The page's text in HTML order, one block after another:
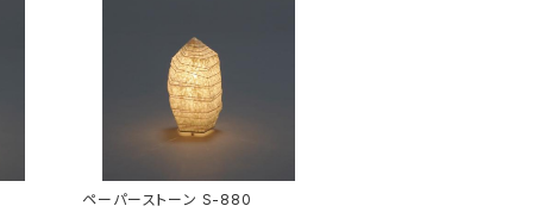
ペーパーストーン S-880